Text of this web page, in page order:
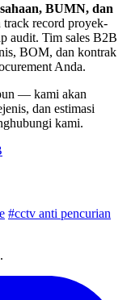
BUMN, dan
track record proyek-
audit. Tim sales B2B
BOM, dan kontrak
Anda.
— kami akan
dan estimasi
kami.
#cctv anti pencurian